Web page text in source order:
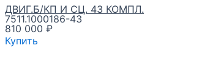
ДВИГ.Б/КП И СЦ. 43 КОМПЛ.
7511.1000186-43
810 000 ₽
Купить